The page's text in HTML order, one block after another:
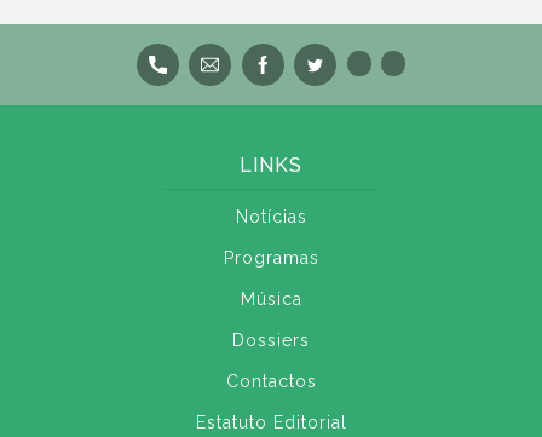
LINKS
Notícias
Programas
Música
Dossiers
Contactos
Estatuto Editorial